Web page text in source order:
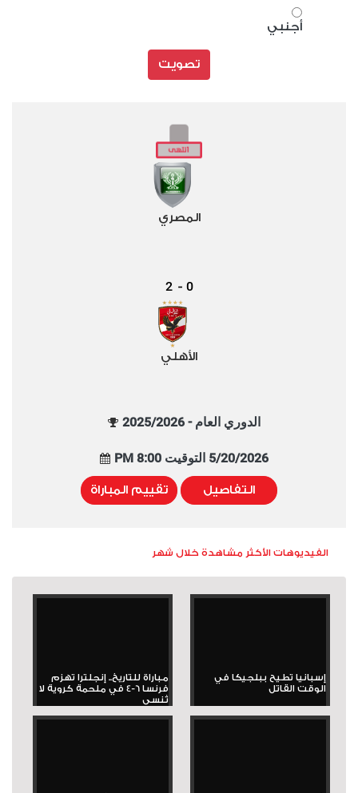
أجنبي
تصويت
المصري
0
-
2
الأهلي
الدوري العام - 2025/2026
5/20/2026 التوقيت 8:00 PM
التفاصيل تقييم المباراة
الفيديوهات الأكثر مشاهدة خلال شهر
إسبانيا تطيح ببلجيكا في
الوقت القاتل
مباراة للتاريخ.. إنجلترا تهزم
فرنسا 6-4 في ملحمة كروية لا
تُنسى